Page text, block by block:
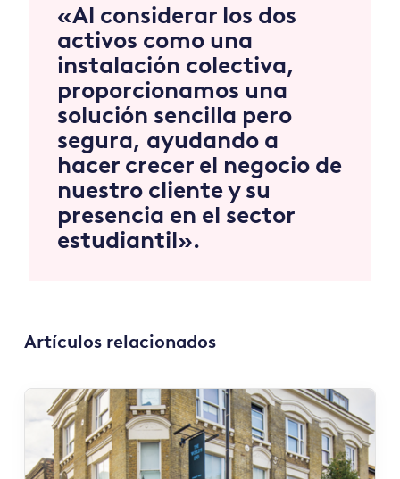
«Al considerar los dos
activos como una
instalación colectiva,
proporcionamos una
solución sencilla pero
segura, ayudando a
hacer crecer el negocio de
nuestro cliente y su
presencia en el sector
estudiantil».
Artículos relacionados